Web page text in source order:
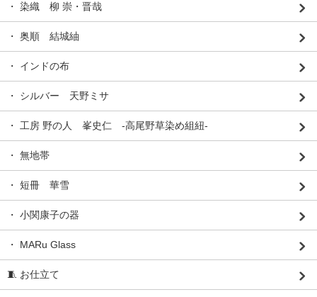
・ 染織 柳 崇・晋哉
・ 奥順 結城紬
・ インドの布
・ シルバー 天野ミサ
・ 工房 野の人 峯史仁 -高尾野草染め組紐-
・ 無地帯
・ 短冊 華雪
・ 小関康子の器
・ MARu Glass
🧵 お仕立て